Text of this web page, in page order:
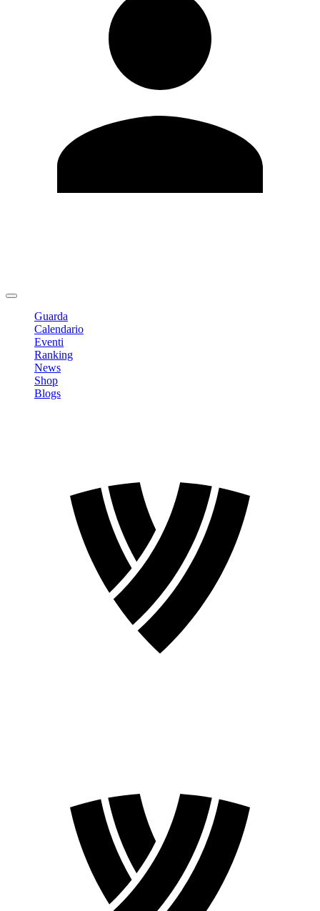
Guarda
Calendario
Eventi
Ranking
News
Shop
Blogs